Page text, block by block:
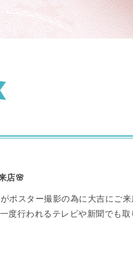
店🌸
ポスター撮影の為に大吉にご来
度行われるテレビや新聞でも取